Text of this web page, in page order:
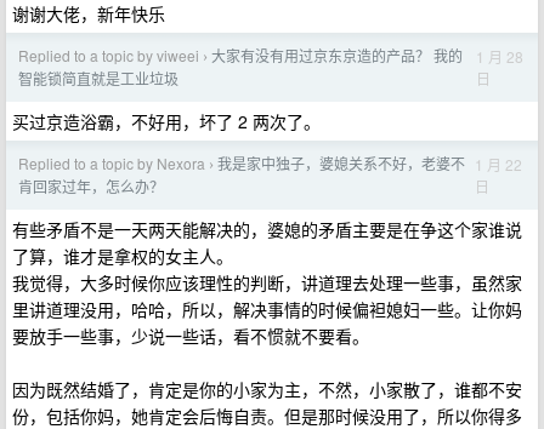
谢谢大佬，新年快乐
Replied to a topic by viweei › 大家有没有用过京东京造的产品？ 我的
智能锁简直就是工业垃圾
1 月 28
日
买过京造浴霸，不好用，坏了 2 两次了。
Replied to a topic by Nexora › 我是家中独子，婆媳关系不好，老婆不
肯回家过年，怎么办？
1 月 22
日
有些矛盾不是一天两天能解决的，婆媳的矛盾主要是在争这个家谁说
了算，谁才是拿权的女主人。
我觉得，大多时候你应该理性的判断，讲道理去处理一些事，虽然家
里讲道理没用，哈哈，所以，解决事情的时候偏袒媳妇一些。让你妈
要放手一些事，少说一些话，看不惯就不要看。
因为既然结婚了，肯定是你的小家为主，不然，小家散了，谁都不安
份，包括你妈，她肯定会后悔自责。但是那时候没用了，所以你得多